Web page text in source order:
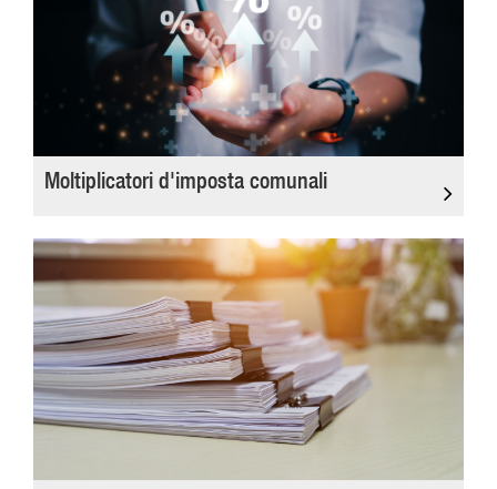
Moltiplicatori d'imposta comunali